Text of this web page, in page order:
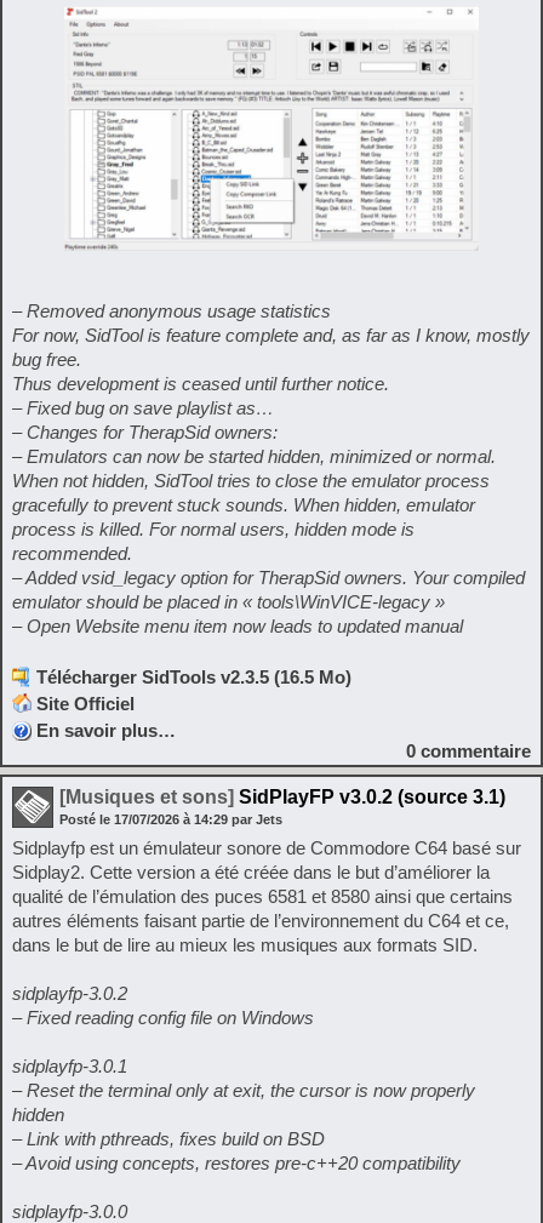
– Removed anonymous usage statistics
For now, SidTool is feature complete and, as far as I know, mostly
bug free.
Thus development is ceased until further notice.
– Fixed bug on save playlist as…
– Changes for TherapSid owners:
– Emulators can now be started hidden, minimized or normal.
When not hidden, SidTool tries to close the emulator process
gracefully to prevent stuck sounds. When hidden, emulator
process is killed. For normal users, hidden mode is
recommended.
– Added vsid_legacy option for TherapSid owners. Your compiled
emulator should be placed in « tools\WinVICE-legacy »
– Open Website menu item now leads to updated manual
Télécharger SidTools v2.3.5 (16.5 Mo)
Site Officiel
En savoir plus…
0 commentaire
[Musiques et sons] SidPlayFP v3.0.2 (source 3.1)
Posté le 17/07/2026 à 14:29 par Jets
Sidplayfp est un émulateur sonore de Commodore C64 basé sur
Sidplay2. Cette version a été créée dans le but d’améliorer la
qualité de l’émulation des puces 6581 et 8580 ainsi que certains
autres éléments faisant partie de l’environnement du C64 et ce,
dans le but de lire au mieux les musiques aux formats SID.
sidplayfp-3.0.2
– Fixed reading config file on Windows
sidplayfp-3.0.1
– Reset the terminal only at exit, the cursor is now properly
hidden
– Link with pthreads, fixes build on BSD
– Avoid using concepts, restores pre-c++20 compatibility
sidplayfp-3.0.0